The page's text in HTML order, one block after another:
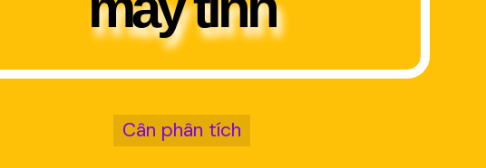
Cân phân tích